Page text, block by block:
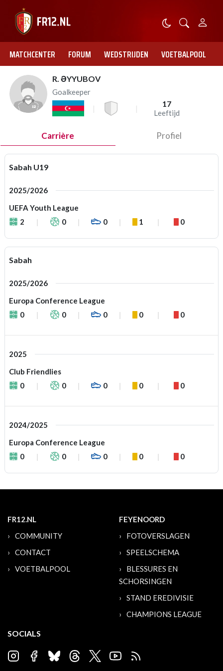
MATCHCENTER FORUM WEDSTRIJDEN VOETBALPOOL
R. ƏYYUBOV
Goalkeeper
17
Leeftijd
Carrière Profiel
Sabah U19
2025/2026
UEFA Youth League
2
0 0 1 0
Sabah
2025/2026
Europa Conference League
0
0 0 0 0
2025
Club Friendlies
0
0 0 0 0
2024/2025
Europa Conference League
0
0 0 0 0
FR12.NL
COMMUNITY
CONTACT
VOETBALPOOL
FEYENOORD
FOTOVERSLAGEN
SPEELSCHEMA
BLESSURES EN
SCHORSINGEN
STAND EREDIVISIE
CHAMPIONS LEAGUE
SOCIALS